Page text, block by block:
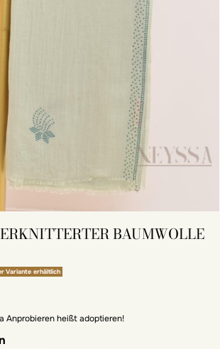
BAUMWOLLE
Variante erhältlich
Anprobieren heißt adoptieren!